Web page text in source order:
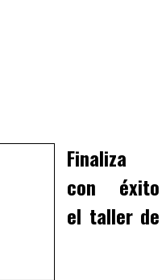
Finaliza
con éxito
el taller de